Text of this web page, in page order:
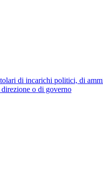
di incarichi politici, di
o di governo